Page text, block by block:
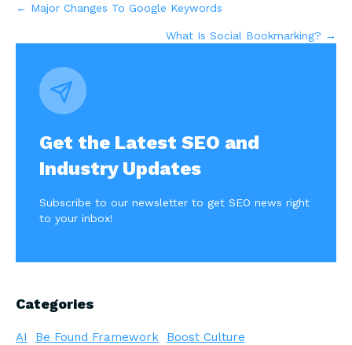
Posts
navigation
← Major Changes To Google Keywords
What Is Social Bookmarking? →
Get the Latest SEO and
Industry Updates
Subscribe to our newsletter to get SEO news right
to your inbox!
Categories
AI Be Found Framework
Boost Culture